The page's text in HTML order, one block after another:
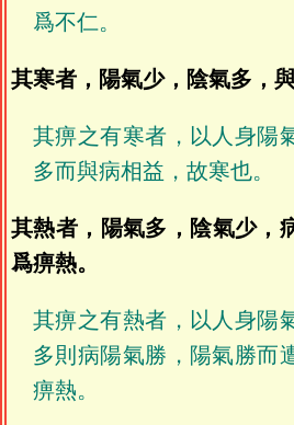
爲不仁。
其寒者，陽氣少，陰氣多，
其痹之有寒者，以人身陽
多而與病相益，故寒也。
其熱者，陽氣多，陰氣少，
爲痹熱。
其痹之有熱者，以人身陽
多則病陽氣勝，陽氣勝而
痹熱。